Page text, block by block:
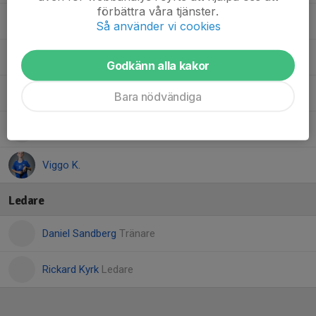
Viggo K.
Ledare
Daniel Sandberg Tränare
Rickard Kyrk Ledare
förbättra våra tjänster.
Så använder vi cookies
Godkänn alla kakor
Bara nödvändiga